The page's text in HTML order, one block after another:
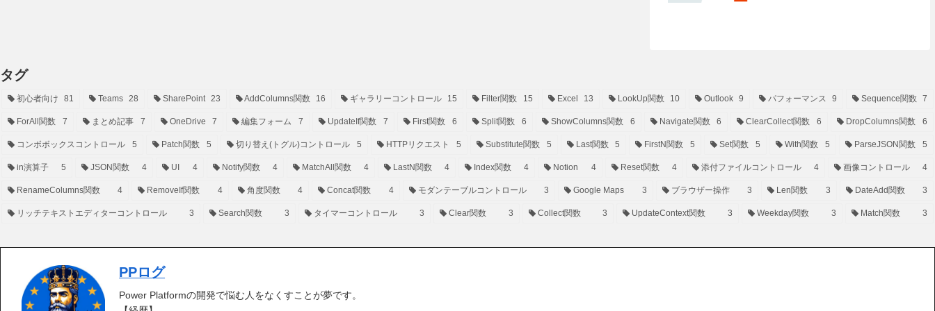
タグ
初心者向け 81 Teams 28 SharePoint 23 AddColumns関数 16 ギャラリーコントロール 15 Filter関数 15 Excel 13 LookUp関数 10 Outlook 9 パフォーマンス 9 Sequence関数 7
ForAll関数 7 まとめ記事 7 OneDrive 7 編集フォーム 7 UpdateIf関数 7 First関数 6 Split関数 6 ShowColumns関数 6 Navigate関数 6 ClearCollect関数 6 DropColumns関数 6
コンボボックスコントロール 5 Patch関数 5 切り替え(トグル)コントロール 5 HTTPリクエスト 5 Substitute関数 5 Last関数 5 FirstN関数 5 Set関数 5 With関数 5 ParseJSON関数 5
in演算子 5 JSON関数 4 UI 4 Notify関数 4 MatchAll関数 4 LastN関数 4 Index関数 4 Notion 4 Reset関数 4 添付ファイルコントロール 4 画像コントロール 4
RenameColumns関数 4 RemoveIf関数 4 角度関数 4 Concat関数 4 モダンテーブルコントロール 3 Google Maps 3 ブラウザー操作 3 Len関数 3 DateAdd関数 3
リッチテキストエディターコントロール 3 Search関数 3 タイマーコントロール 3 Clear関数 3 Collect関数 3 UpdateContext関数 3 Weekday関数 3 Match関数 3
PPログ
Power Platformの開発で悩む人をなくすことが夢です。